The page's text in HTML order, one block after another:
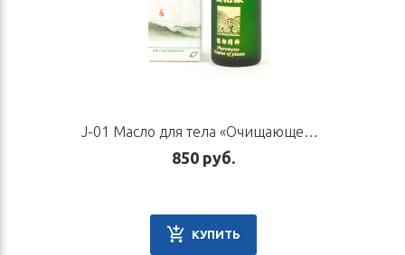
J-01 Масло для тела «Очищающее», 30 мл
850 руб.
КУПИТЬ